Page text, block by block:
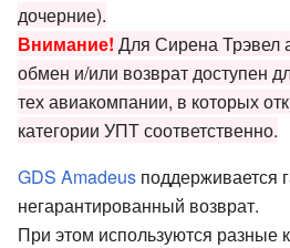
дочерние).
Внимание! Для Сирена Трэвел
обмен и/или возврат доступен
тех авиакомпании, в которых
категории УПТ соответственно.
GDS Amadeus поддерживается
негарантированный возврат.
При этом используются разные